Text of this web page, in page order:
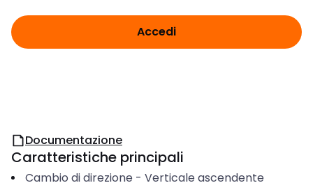
Accedi
Documentazione
Caratteristiche principali
Cambio di direzione - Verticale ascendente